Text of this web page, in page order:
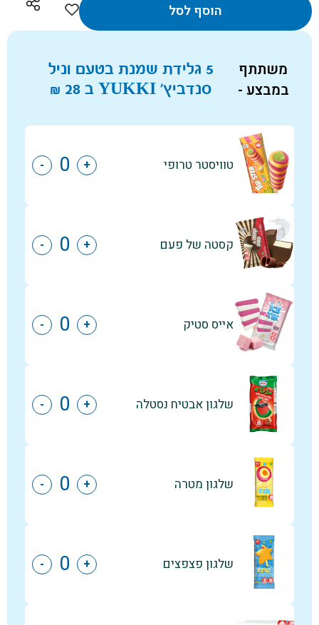
הוסף לסל
משתתף
במבצע -
5 גלידת שמנת בטעם וניל
סנדביץ' YUKKI ב
₪ 28
טוויסטר טרופי +
-
קסטה של פעם +
-
אייס סטיק +
-
שלגון אבטיח נסטלה +
-
שלגון מטרה +
-
שלגון פצפצים +
-